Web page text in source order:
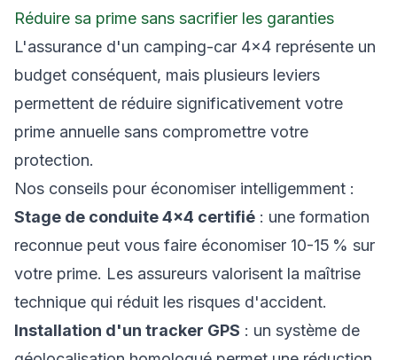
Réduire sa prime sans sacrifier les garanties
L'assurance d'un camping-car 4×4 représente un
budget conséquent, mais plusieurs leviers
permettent de réduire significativement votre
prime annuelle sans compromettre votre
protection.
Nos conseils pour économiser intelligemment :
Stage de conduite 4×4 certifié : une formation
reconnue peut vous faire économiser 10-15 % sur
votre prime. Les assureurs valorisent la maîtrise
technique qui réduit les risques d'accident.
Installation d'un tracker GPS : un système de